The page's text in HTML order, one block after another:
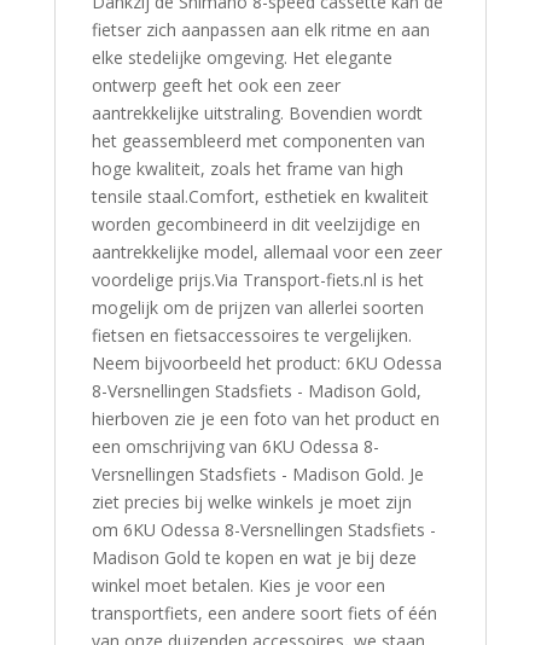
fietser zich aanpassen aan elk ritme en aan
elke stedelijke omgeving. Het elegante
ontwerp geeft het ook een zeer
aantrekkelijke uitstraling. Bovendien wordt
het geassembleerd met componenten van
hoge kwaliteit, zoals het frame van high
tensile staal.Comfort, esthetiek en kwaliteit
worden gecombineerd in dit veelzijdige en
aantrekkelijke model, allemaal voor een zeer
voordelige prijs.Via Transport-fiets.nl is het
mogelijk om de prijzen van allerlei soorten
fietsen en fietsaccessoires te vergelijken.
Neem bijvoorbeeld het product: 6KU Odessa
8-Versnellingen Stadsfiets - Madison Gold,
hierboven zie je een foto van het product en
een omschrijving van 6KU Odessa 8-
Versnellingen Stadsfiets - Madison Gold. Je
ziet precies bij welke winkels je moet zijn
om 6KU Odessa 8-Versnellingen Stadsfiets -
Madison Gold te kopen en wat je bij deze
winkel moet betalen. Kies je voor een
transportfiets, een andere soort fiets of één
van onze duizenden accessoires, we staan